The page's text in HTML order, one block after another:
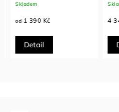
Skladem
od1 390 Kč
Detail
4